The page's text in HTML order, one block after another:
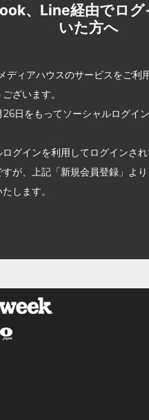
、Line経由でログ
いた方へ
ディアハウスのサービスをご利
ざいます。
日をもってソーシャルログイ
ログインを利用してログインさ
すが、上記「新規会員登録」よ
します。